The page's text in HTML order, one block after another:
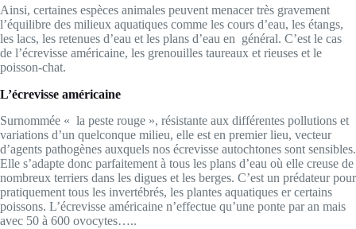
Ainsi, certaines espèces animales peuvent menacer très gravement
l’équilibre des milieux aquatiques comme les cours d’eau, les étangs,
les lacs, les retenues d’eau et les plans d’eau en général. C’est le cas
de l’écrevisse américaine, les grenouilles taureaux et rieuses et le
poisson-chat.
L’écrevisse américaine
Surnommée « la peste rouge », résistante aux différentes pollutions et
variations d’un quelconque milieu, elle est en premier lieu, vecteur
d’agents pathogènes auxquels nos écrevisse autochtones sont sensibles.
Elle s’adapte donc parfaitement à tous les plans d’eau où elle creuse de
nombreux terriers dans les digues et les berges. C’est un prédateur pour
pratiquement tous les invertébrés, les plantes aquatiques er certains
poissons. L’écrevisse américaine n’effectue qu’une ponte par an mais
avec 50 à 600 ovocytes…..